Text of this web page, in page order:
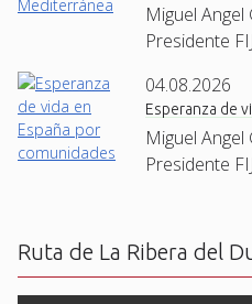
Miguel Angel
Presidente
04.08.2026
Esperanza de
Miguel Angel
Presidente
Ruta de La Ribera del